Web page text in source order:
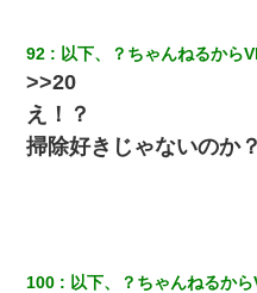
92 以下、？ちゃんねるから
>>20
え！？
掃除好きじゃないのか？
100 以下、？ちゃんねるか